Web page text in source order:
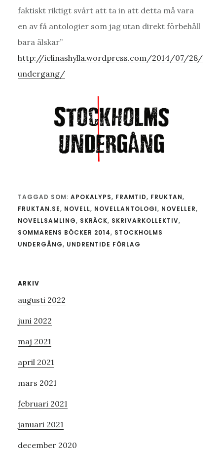
faktiskt riktigt svårt att ta in att detta må vara
en av få antologier som jag utan direkt förbehåll
bara älskar”
http://ielinashylla.wordpress.com/2014/07/28/
undergang/
TAGGAD SOM: APOKALYPS, FRAMTID, FRUKTAN,
FRUKTAN.SE, NOVELL, NOVELLANTOLOGI, NOVELLER,
NOVELLSAMLING, SKRÄCK, SKRIVARKOLLEKTIV,
SOMMARENS BÖCKER 2014, STOCKHOLMS
UNDERGÅNG, UNDRENTIDE FÖRLAG
Primärt
sidofält
ARKIV
augusti 2022
juni 2022
maj 2021
april 2021
mars 2021
februari 2021
januari 2021
december 2020